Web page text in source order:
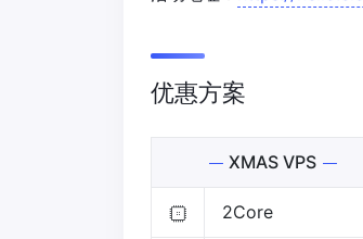
优惠方案
XMAS VPS
2Core